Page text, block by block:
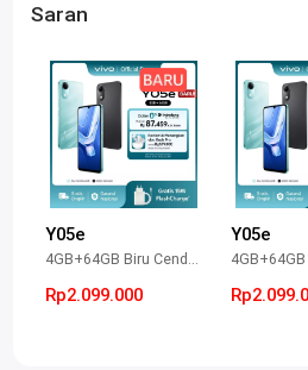
Saran
Y05e
Rp2.099.000
Y05e